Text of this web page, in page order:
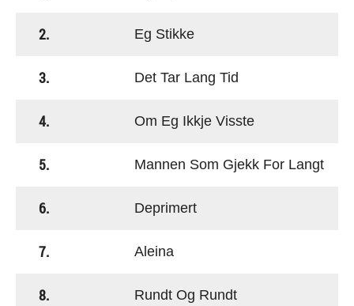
2. Eg Stikke
3. Det Tar Lang Tid
4. Om Eg Ikkje Visste
5. Mannen Som Gjekk For Langt
6. Deprimert
7. Aleina
8. Rundt Og Rundt